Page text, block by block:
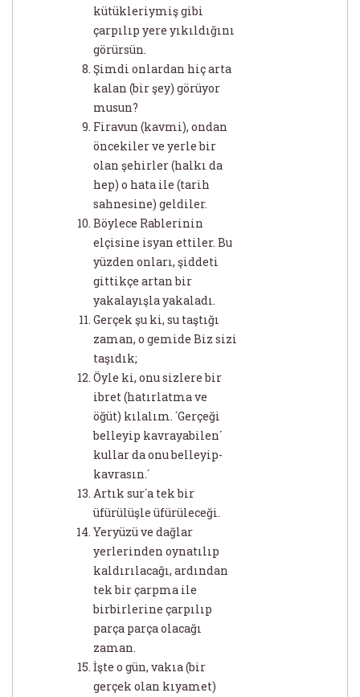
kütükleriymiş gibi
çarpılıp yere yıkıldığını
görürsün.
Şimdi onlardan hiç arta
kalan (bir şey) görüyor
musun?
Firavun (kavmi), ondan
öncekiler ve yerle bir
olan şehirler (halkı da
hep) o hata ile (tarih
sahnesine) geldiler.
Böylece Rablerinin
elçisine isyan ettiler. Bu
yüzden onları, şiddeti
gittikçe artan bir
yakalayışla yakaladı.
Gerçek şu ki, su taştığı
zaman, o gemide Biz sizi
taşıdık;
Öyle ki, onu sizlere bir
ibret (hatırlatma ve
öğüt) kılalım. ´Gerçeği
belleyip kavrayabilen´
kullar da onu belleyip-
kavrasın.´
Artık sur´a tek bir
üfürülüşle üfürüleceği.
Yeryüzü ve dağlar
yerlerinden oynatılıp
kaldırılacağı, ardından
tek bir çarpma ile
birbirlerine çarpılıp
parça parça olacağı
zaman.
İşte o gün, vakıa (bir
gerçek olan kıyamet)